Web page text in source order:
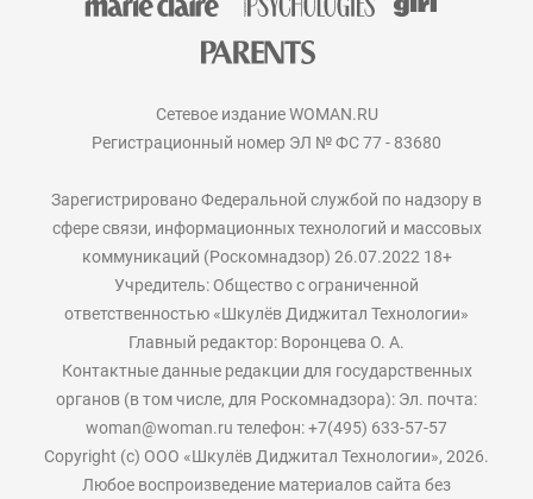
Сетевое издание WOMAN.RU
Регистрационный номер ЭЛ № ФС 77 - 83680
Зарегистрировано Федеральной службой по надзору в
сфере связи, информационных технологий и массовых
коммуникаций (Роскомнадзор) 26.07.2022 18+
Учредитель: Общество с ограниченной
ответственностью «Шкулёв Диджитал Технологии»
Главный редактор: Воронцева О. А.
Контактные данные редакции для государственных
органов (в том числе, для Роскомнадзора): Эл. почта:
woman@woman.ru телефон: +7(495) 633-57-57
Copyright (с) ООО «Шкулёв Диджитал Технологии», 2026.
Любое воспроизведение материалов сайта без